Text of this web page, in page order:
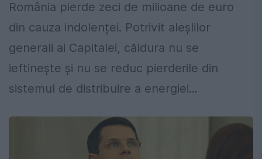
România pierde zeci de milioane de euro
din cauza indolenței. Potrivit aleșIilor
generali ai Capitalei, căldura nu se
ieftinește și nu se reduc pierderile din
sistemul de distribuire a energiei...